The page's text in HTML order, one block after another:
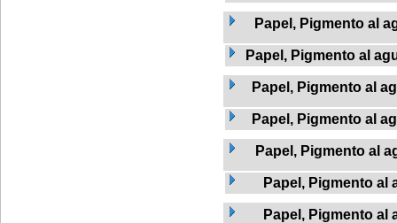
Papel, Pigmento al
Papel, Pigmento al
Papel, Pigmento al
Papel, Pigmento al
Papel, Pigmento al
Papel, Pigmento al
Papel, Pigmento al